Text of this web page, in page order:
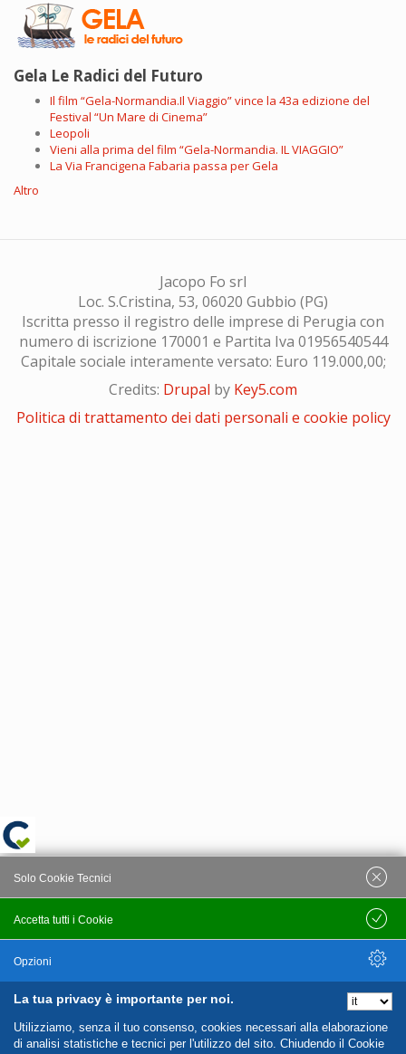
Gela Le Radici del Futuro
Il film “Gela-Normandia.Il Viaggio” vince la 43a edizione del
Festival “Un Mare di Cinema”
Leopoli
Vieni alla prima del film “Gela-Normandia. IL VIAGGIO”
La Via Francigena Fabaria passa per Gela
Altro
Jacopo Fo srl
Loc. S.Cristina, 53, 06020 Gubbio (PG)
Iscritta presso il registro delle imprese di Perugia con
numero di iscrizione 170001 e Partita Iva 01956540544
Capitale sociale interamente versato: Euro 119.000,00;
Credits: Drupal by Key5.com
Politica di trattamento dei dati personali e cookie policy
La tua privacy è importante per noi.
Utilizziamo, senza il tuo consenso, cookies necessari alla elaborazione
di analisi statistiche e tecnici per l'utilizzo del sito. Chiudendo il Cookie
Accetta tutti i Cookie
Solo Cookie Tecnici
Salva
Opzioni
Nascondi Opzioni